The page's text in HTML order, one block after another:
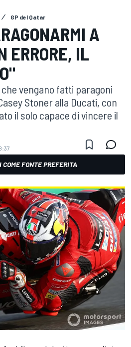
GP del Qatar
A
ERRORE, IL
vengano fatti paragoni
Stoner alla Ducati, con
il solo capace di vincere il
COME FONTE PREFERITA